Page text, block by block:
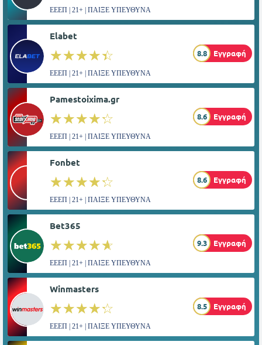
ΕΕΕΠ | 21+ | ΠΑΙΞΕ ΥΠΕΥΘΥΝΑ
Elabet
☆☆☆☆☆
★★★★★ 8.8 Εγγραφή
ΕΕΕΠ | 21+ | ΠΑΙΞΕ ΥΠΕΥΘΥΝΑ
Pamestoixima.gr
☆☆☆☆☆
★★★★★ 8.6 Εγγραφή
ΕΕΕΠ | 21+ | ΠΑΙΞΕ ΥΠΕΥΘΥΝΑ
Fonbet
☆☆☆☆☆
★★★★★ 8.6 Εγγραφή
ΕΕΕΠ | 21+ | ΠΑΙΞΕ ΥΠΕΥΘΥΝΑ
Bet365
☆☆☆☆☆
★★★★★ 9.3 Εγγραφή
ΕΕΕΠ | 21+ | ΠΑΙΞΕ ΥΠΕΥΘΥΝΑ
Winmasters
☆☆☆☆☆
★★★★★ 8.5 Εγγραφή
ΕΕΕΠ | 21+ | ΠΑΙΞΕ ΥΠΕΥΘΥΝΑ